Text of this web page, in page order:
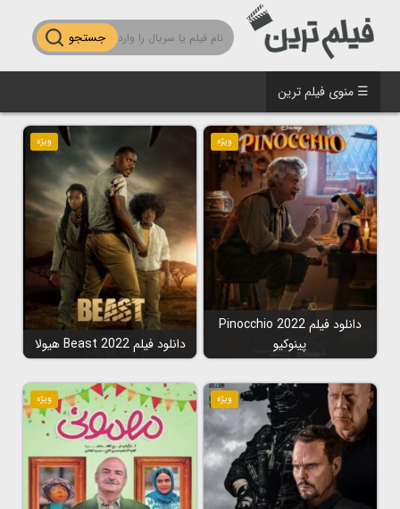
جستجو
☰ منوی فیلم ترین
ویژه
دانلود فیلم Pinocchio 2022
پینوکیو
ویژه
دانلود فیلم Beast 2022 هیولا
ویژه ویژه